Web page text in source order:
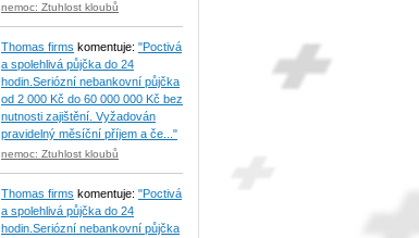
nemoc: Ztuhlost kloubů
Thomas firms komentuje: "Poctivá
a spolehlivá půjčka do 24
hodin.Seriózní nebankovní půjčka
od 2 000 Kč do 60 000 000 Kč bez
nutnosti zajištění. Vyžadován
pravidelný měsíční příjem a če..."
nemoc: Ztuhlost kloubů
Thomas firms komentuje: "Poctivá
a spolehlivá půjčka do 24
hodin.Seriózní nebankovní půjčka